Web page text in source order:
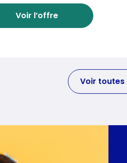
Voir l’offre
Voir toutes